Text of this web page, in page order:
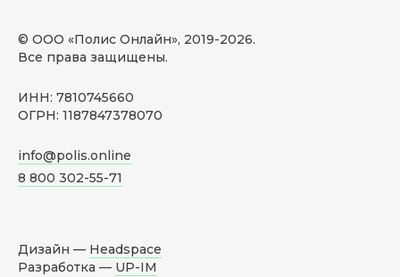
© ООО «Полис Онлайн», 2019-2026.
Все права защищены.
ИНН: 7810745660
ОГРН: 1187847378070
info@polis.online
8 800 302-55-71
Дизайн — Headspace
Разработка — UP-IM